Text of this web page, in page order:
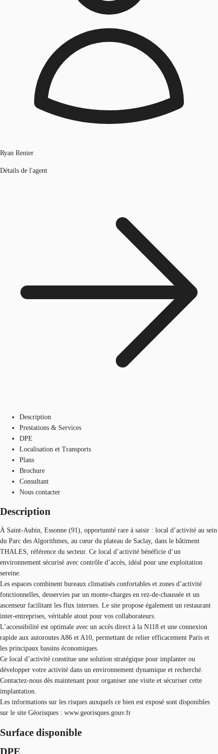
Ryan Renier
Détails de l'agent
Description
Prestations & Services
DPE
Localisation et Transports
Plans
Brochure
Consultant
Nous contacter
Description
À Saint-Aubin, Essonne (91), opportunité rare à saisir : local d’activité au sein
du Parc des Algorithmes, au cœur du plateau de Saclay, dans le bâtiment
THALES, référence du secteur. Ce local d’activité bénéficie d’un
environnement sécurisé avec contrôle d’accès, idéal pour une exploitation
sereine.
Les espaces combinent bureaux climatisés confortables et zones d’activité
fonctionnelles, desservies par un monte-charges en rez-de-chaussée et un
ascenseur facilitant les flux internes. Le site propose également un restaurant
inter-entreprises, véritable atout pour vos collaborateurs.
L’accessibilité est optimale avec un accès direct à la N118 et une connexion
rapide aux autoroutes A86 et A10, permettant de relier efficacement Paris et
les principaux bassins économiques.
Ce local d’activité constitue une solution stratégique pour implanter ou
développer votre activité dans un environnement dynamique et recherché.
Contactez-nous dès maintenant pour organiser une visite et sécuriser cette
implantation.
Les informations sur les risques auxquels ce bien est exposé sont disponibles
sur le site Géorisques : www.georisques.gouv.fr
Surface disponible
DPE